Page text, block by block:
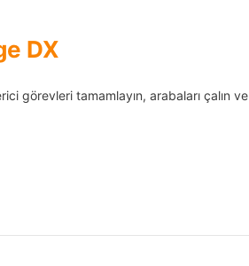
DX
görevleri tamamlayın, arabaları çalın ve